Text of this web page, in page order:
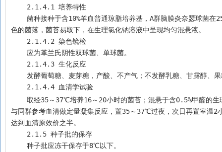
    2.1.4.1 培养特性
色的菌落，菌苔易取下，在生理氯化钠溶液中呈现均匀混悬液。
    2.1.4.2 染色镜检
    应为革兰氏阴性双球菌、单球菌。
    2.1.4.3 生化反应
发酵葡萄糖、麦芽糖，产酸、不产气；不发酵乳糖、甘露醇
    2.1.4.4 血清学试验
取经35～37℃培养16～20小时的菌苔；混悬于含0.5%甲醛
与同群参考血清做定量凝集反应，置35～37℃过夜，次日再置室温2
达到血清原效价之半。
    2.1.5 种子批的保存
    种子批应冻干保存于8℃以下。